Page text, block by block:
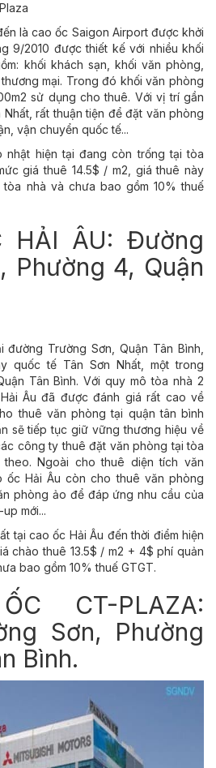
là cao ốc Saigon Airport được khởi
9/2010 được thiết kế với nhiều khối
khối khách sạn, khối văn phòng,
mại. Trong đó khối văn phòng
sử dụng cho thuê. Với vị trí gần
rất thuận tiện để đặt văn phòng
vận chuyển quốc tế...
nhật hiện tại đang còn trống tại tòa
giá thuê 14.5$ / m2, giá thuê này
nhà và chưa bao gồm 10% thuế
HẢI ÂU: Đường
Phường 4, Quận
Trường Sơn, Quận Tân Bình,
quốc tế Tân Sơn Nhất, một trong
Tân Bình. Với quy mô tòa nhà 2
Âu đã được đánh giá rất cao về
thuê văn phòng tại quận tân bình
sẽ tiếp tục giữ vững thương hiệu về
công ty thuê đặt văn phòng tại tòa
Ngoài cho thuê diện tích văn
ốc Hải Âu còn cho thuê văn phòng
phòng ảo để đáp ứng nhu cầu của
mới...
tại cao ốc Hải Âu đến thời điểm hiện
chào thuê 13.5$ / m2 + 4$ phí quản
bao gồm 10% thuế GTGT.
CT-PLAZA:
Sơn, Phường
Bình.